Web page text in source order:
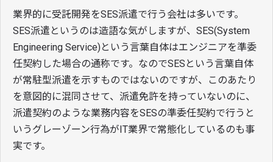
業界的に受託開発をSES派遣で行う会社は多いです。
SES派遣というのは造語な気がしますが、SES(System
Engineering Service)という言葉自体はエンジニアを準委
任契約した場合の通称です。なのでSESという言葉自体
が常駐型派遣を示すものではないのですが、このあたり
を意図的に混同させて、派遣免許を持っていないのに、
派遣契約のような業務内容をSESの準委任契約で行うと
いうグレーゾーン行為がIT業界で常態化しているのも事
実です。